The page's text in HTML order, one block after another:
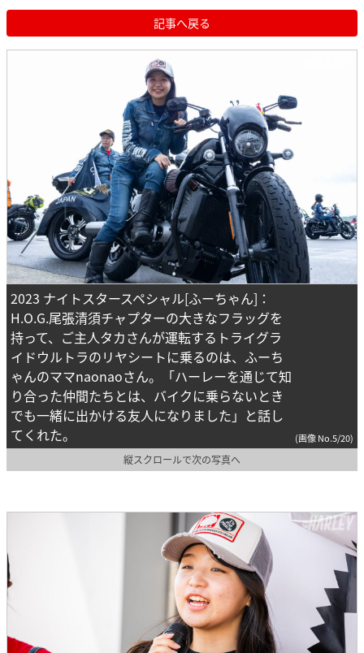
記事へ戻る
2023 ナイトスタースペシャル[ふーちゃん]：
H.O.G.尾張清須チャプターの大きなフラッグを
持って、ご主人タカさんが運転するトライグラ
イドウルトラのリヤシートに乗るのは、ふーち
ゃんのママnaonaoさん。「ハーレーを通じて知
り合った仲間たちとは、バイクに乗らないとき
でも一緒に出かける友人になりました」と話し
てくれた。
(画像 No.5/20)
縦スクロールで次の写真へ